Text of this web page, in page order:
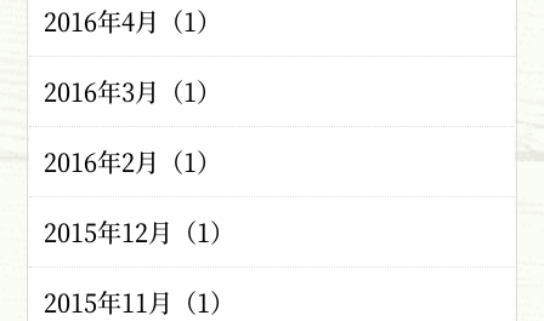
2016年4月（1）
2016年3月（1）
2016年2月（1）
2015年12月（1）
2015年11月（1）